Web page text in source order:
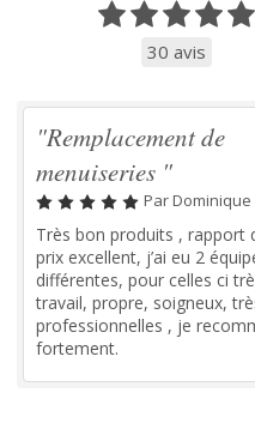
30 avis
"Remplacement de
menuiseries "
Par
Très bon produits , rapport
prix excellent, j’ai eu 2
différentes, pour celles ci
travail, propre, soigneux,
professionnelles , je
fortement.